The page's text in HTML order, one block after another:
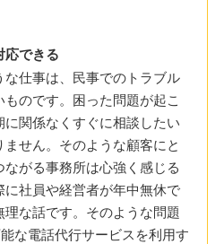
応できる
仕事は、民事でのトラブル
のです。困った問題が起こ
関係なくすぐに相談したい
せん。そのような顧客にと
がる事務所は心強く感じる
社員や経営者が年中無休で
な話です。そのような問題
な電話代行サービスを利用す